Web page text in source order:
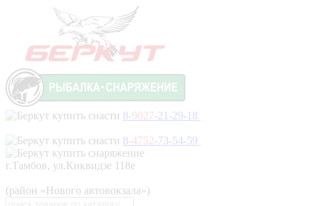
8-9027-21-29-18
8-4752-73-54-59
г.Тамбов, ул.Киквидзе 118е
(район «Нового автовокзала»)